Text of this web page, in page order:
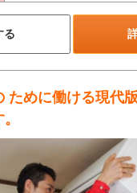
る
ために働ける現代